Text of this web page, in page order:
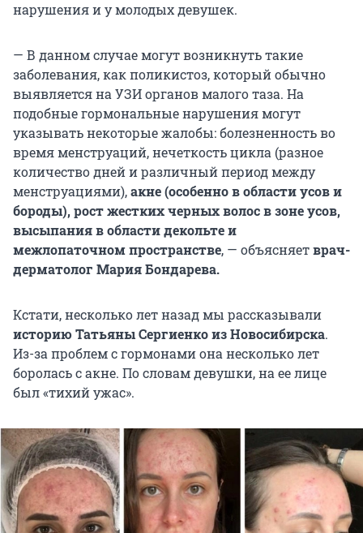
нарушения и у молодых девушек.
— В данном случае могут возникнуть такие
заболевания, как поликистоз, который обычно
выявляется на УЗИ органов малого таза. На
подобные гормональные нарушения могут
указывать некоторые жалобы: болезненность во
время менструаций, нечеткость цикла (разное
количество дней и различный период между
менструациями),акне (особенно в области усов и
бороды), рост жестких черных волос в зоне усов,
высыпания в области декольте и
межлопаточном пространстве, — объясняетврач-
дерматолог Мария Бондарева.
Кстати, несколько лет назад мы рассказывали
историю Татьяны Сергиенко из Новосибирска.
Из-за проблем с гормонами она несколько лет
боролась с акне. По словам девушки, на ее лице
был «тихий ужас».